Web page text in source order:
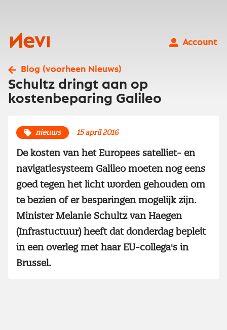
Nevi
Account
Blog (voorheen Nieuws)
Schultz dringt aan op
kostenbeparing Galileo
nieuws 15 april 2016
De kosten van het Europees satelliet- en
navigatiesysteem Galileo moeten nog eens
goed tegen het licht worden gehouden om
te bezien of er besparingen mogelijk zijn.
Minister Melanie Schultz van Haegen
(Infrastuctuur) heeft dat donderdag bepleit
in een overleg met haar EU-collega's in
Brussel.